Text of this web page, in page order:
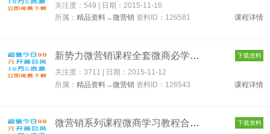
关注度：549 | 日期： 2015-11-16
所属：精品资料→微营销 资料ID：126581 课程详情
新势力微营销课程全套微商必学教程 126543 下载资料
关注度：3711 | 日期：2015-11-12
所属：精品资料→微营销 资料ID：126543 课程详情
微营销系列课程微商学习教程合集 126542 下载资料